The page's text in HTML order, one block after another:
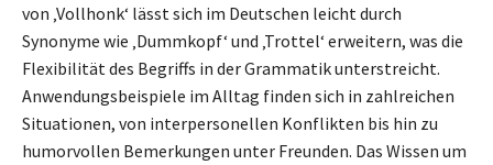
von ‚Vollhonk‘ lässt sich im Deutschen leicht durch
Synonyme wie ‚Dummkopf‘ und ‚Trottel‘ erweitern, was die
Flexibilität des Begriffs in der Grammatik unterstreicht.
Anwendungsbeispiele im Alltag finden sich in zahlreichen
Situationen, von interpersonellen Konflikten bis hin zu
humorvollen Bemerkungen unter Freunden. Das Wissen um